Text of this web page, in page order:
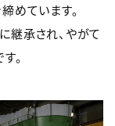
めています。
継承され、やがて
。